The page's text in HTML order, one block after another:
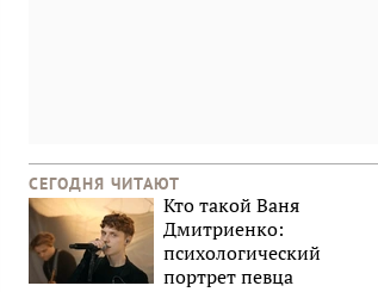
СЕГОДНЯ ЧИТАЮТ
Кто такой Ваня
Дмитриенко:
психологический
портрет певца